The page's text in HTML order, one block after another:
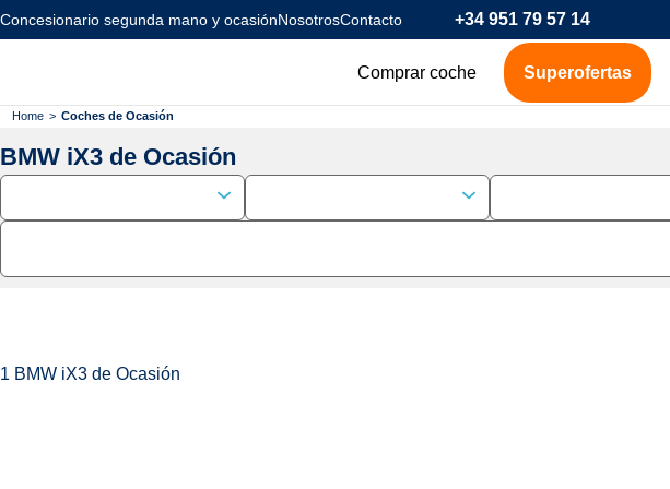
Concesionario segunda mano y ocasiónNosotrosContacto +34 951 79 57 14
Comprar coche
Coches Eléctricos
Superofertas
Home > Coches de Ocasión
BMW iX3 de Ocasión
1 BMW iX3 de Ocasión